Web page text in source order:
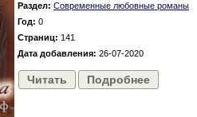
Раздел: Современные любовные романы
Год: 0
Страниц: 141
Дата добавления: 26-07-2020
Читать Подробнее